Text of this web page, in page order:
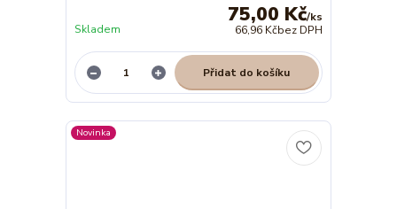
75,00 Kč/ks
66,96 Kčbez DPH
Skladem
Přidat do košíku
Novinka